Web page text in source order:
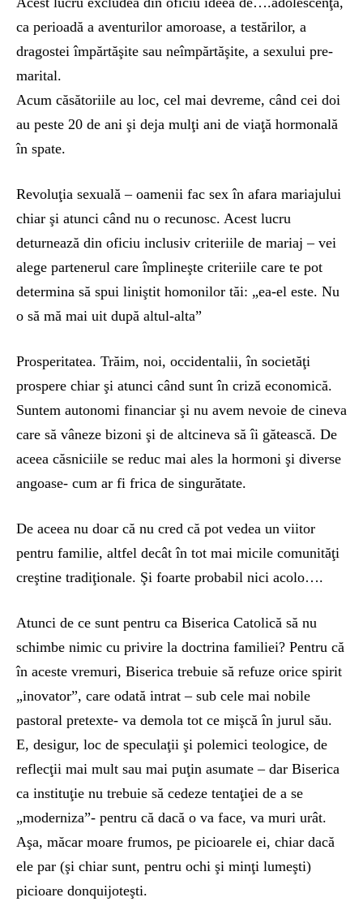
ca perioadă a aventurilor amoroase, a testărilor, a
dragostei împărtăşite sau neîmpărtăşite, a sexului pre-
marital.
Acum căsătoriile au loc, cel mai devreme, când cei doi
au peste 20 de ani şi deja mulţi ani de viaţă hormonală
în spate.
Revoluţia sexuală – oamenii fac sex în afara mariajului
chiar şi atunci când nu o recunosc. Acest lucru
deturnează din oficiu inclusiv criteriile de mariaj – vei
alege partenerul care împlineşte criteriile care te pot
determina să spui liniştit homonilor tăi: „ea-el este. Nu
o să mă mai uit după altul-alta”
Prosperitatea. Trăim, noi, occidentalii, în societăţi
prospere chiar şi atunci când sunt în criză economică.
Suntem autonomi financiar şi nu avem nevoie de cineva
care să vâneze bizoni şi de altcineva să îi gătească. De
aceea căsniciile se reduc mai ales la hormoni şi diverse
angoase- cum ar fi frica de singurătate.
De aceea nu doar că nu cred că pot vedea un viitor
pentru familie, altfel decât în tot mai micile comunităţi
creştine tradiţionale. Şi foarte probabil nici acolo….
Atunci de ce sunt pentru ca Biserica Catolică să nu
schimbe nimic cu privire la doctrina familiei? Pentru că
în aceste vremuri, Biserica trebuie să refuze orice spirit
„inovator”, care odată intrat – sub cele mai nobile
pastoral pretexte- va demola tot ce mişcă în jurul său.
E, desigur, loc de speculaţii şi polemici teologice, de
reflecţii mai mult sau mai puţin asumate – dar Biserica
ca instituţie nu trebuie să cedeze tentaţiei de a se
„moderniza”- pentru că dacă o va face, va muri urât.
Aşa, măcar moare frumos, pe picioarele ei, chiar dacă
ele par (şi chiar sunt, pentru ochi şi minţi lumeşti)
picioare donquijoteşti.